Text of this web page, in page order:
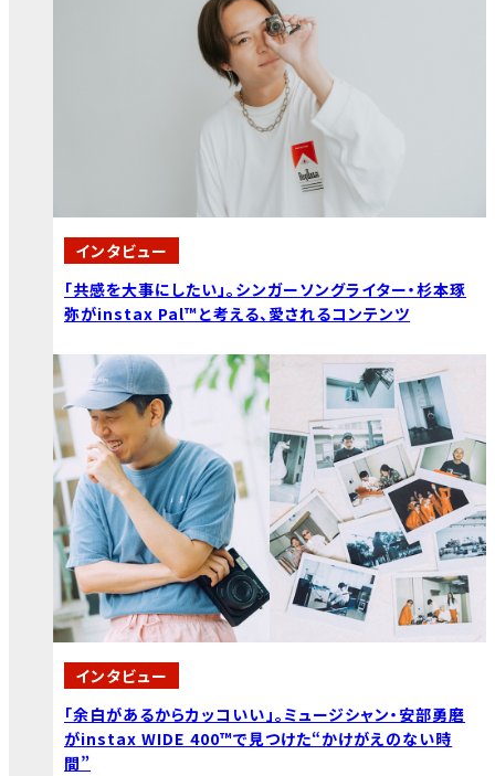
インタビュー
「共感を大事にしたい」。シンガーソングライター・杉本琢
弥がinstax Pal™と考える、愛されるコンテンツ
インタビュー
「余白があるからカッコいい」。ミュージシャン・安部勇磨
がinstax WIDE 400™で見つけた“かけがえのない時
間”